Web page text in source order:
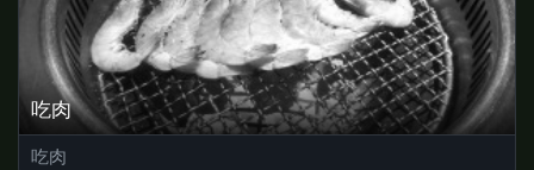
吃肉
吃肉